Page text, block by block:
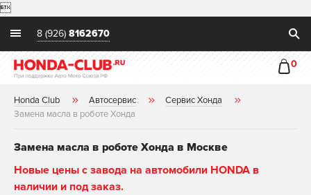

8 (926) 8162670
0
Honda Club Автосервис
Сервис Хонда
Замена масла в роботе Хонда
Замена масла в роботе Хонда в Москве
Новые цены с завода на автомобили HONDA в
наличии и под заказ.